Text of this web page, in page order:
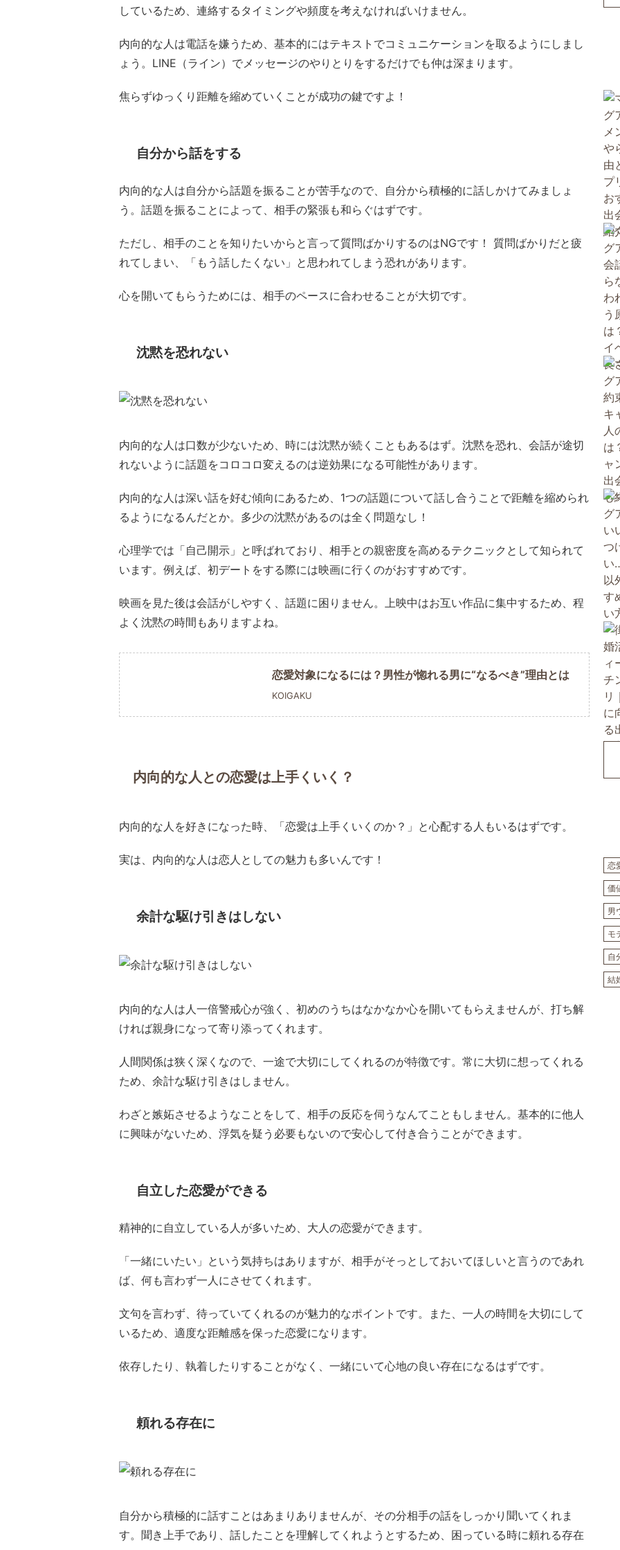
しているため、連絡するタイミングや頻度を考えなければいけません。
内向的な人は電話を嫌うため、基本的にはテキストでコミュニケーションを取るようにしまし
ょう。LINE（ライン）でメッセージのやりとりをするだけでも仲は深まります。
焦らずゆっくり距離を縮めていくことが成功の鍵ですよ！
自分から話をする
内向的な人は自分から話題を振ることが苦手なので、自分から積極的に話しかけてみましょ
う。話題を振ることによって、相手の緊張も和らぐはずです。
ただし、相手のことを知りたいからと言って質問ばかりするのはNGです！ 質問ばかりだと疲
れてしまい、「もう話したくない」と思われてしまう恐れがあります。
心を開いてもらうためには、相手のペースに合わせることが大切です。
沈黙を恐れない
内向的な人は口数が少ないため、時には沈黙が続くこともあるはず。沈黙を恐れ、会話が途切
れないように話題をコロコロ変えるのは逆効果になる可能性があります。
内向的な人は深い話を好む傾向にあるため、1つの話題について話し合うことで距離を縮められ
るようになるんだとか。多少の沈黙があるのは全く問題なし！
心理学では「自己開示」と呼ばれており、相手との親密度を高めるテクニックとして知られて
います。例えば、初デートをする際には映画に行くのがおすすめです。
映画を見た後は会話がしやすく、話題に困りません。上映中はお互い作品に集中するため、程
よく沈黙の時間もありますよね。
恋愛対象になるには？男性が惚れる男に“なるべき”理由とは
KOIGAKU
内向的な人との恋愛は上手くいく？
内向的な人を好きになった時、「恋愛は上手くいくのか？」と心配する人もいるはずです。
実は、内向的な人は恋人としての魅力も多いんです！
余計な駆け引きはしない
内向的な人は人一倍警戒心が強く、初めのうちはなかなか心を開いてもらえませんが、打ち解
ければ親身になって寄り添ってくれます。
人間関係は狭く深くなので、一途で大切にしてくれるのが特徴です。常に大切に想ってくれる
ため、余計な駆け引きはしません。
わざと嫉妬させるようなことをして、相手の反応を伺うなんてこともしません。基本的に他人
に興味がないため、浮気を疑う必要もないので安心して付き合うことができます。
自立した恋愛ができる
精神的に自立している人が多いため、大人の恋愛ができます。
「一緒にいたい」という気持ちはありますが、相手がそっとしておいてほしいと言うのであれ
ば、何も言わず一人にさせてくれます。
文句を言わず、待っていてくれるのが魅力的なポイントです。また、一人の時間を大切にして
いるため、適度な距離感を保った恋愛になります。
依存したり、執着したりすることがなく、一緒にいて心地の良い存在になるはずです。
頼れる存在に
自分から積極的に話すことはあまりありませんが、その分相手の話をしっかり聞いてくれま
す。聞き上手であり、話したことを理解してくれようとするため、困っている時に頼れる存在
恋
価
男
モ
自
結